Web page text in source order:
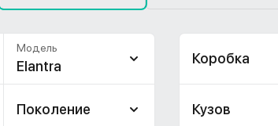
Elantra
Модель
Поколение
Коробка
Кузов